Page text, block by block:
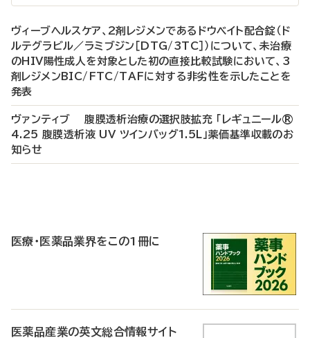
ヴィーブヘルスケア、2剤レジメンであるドウベイト配合錠（ド
ルテグラビル／ラミブジン［DTG/3TC］）について、未治療
のHIV陽性成人を対象とした初の直接比較試験において、3
剤レジメンBIC/FTC/TAFに対する非劣性を示したことを
発表
ヴァンティブ 腹膜透析治療の選択肢拡充 「レギュニール®
4.25 腹膜透析液 UV ツインバッグ1.5L」薬価基準収載のお
知らせ
医療・医薬品業界をこの1冊に
医薬品産業の英文総合情報サイト